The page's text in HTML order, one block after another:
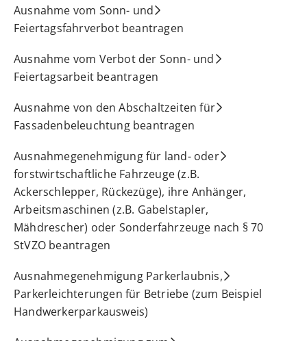
Ausnahme vom Sonn- und
Feiertagsfahrverbot beantragen
Ausnahme vom Verbot der Sonn- und
Feiertagsarbeit beantragen
Ausnahme von den Abschaltzeiten für
Fassadenbeleuchtung beantragen
Ausnahmegenehmigung für land- oder
forstwirtschaftliche Fahrzeuge (z.B.
Ackerschlepper, Rückezüge), ihre Anhänger,
Arbeitsmaschinen (z.B. Gabelstapler,
Mähdrescher) oder Sonderfahrzeuge nach § 70
StVZO beantragen
Ausnahmegenehmigung Parkerlaubnis,
Parkerleichterungen für Betriebe (zum Beispiel
Handwerkerparkausweis)